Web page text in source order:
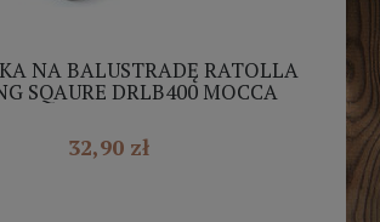
NA BALUSTRADĘ RATOLLA
SQAURE DRLB400 MOCCA
32,90 zł